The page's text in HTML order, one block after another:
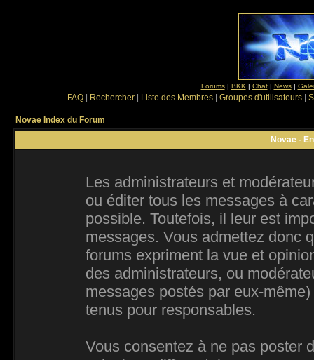
Forums| BKK | Chat| News|
FAQ Rechercher Liste des Membres Groupes d'utilisateurs
Novae Index du Forum
Novae -
Les administrateurs et
ou éditer tous les messages à
possible. Toutefois, il leur est
messages. Vous admettez donc
forums expriment la vue et
des administrateurs, ou
messages postés par eux-
tenus pour responsables.
Vous consentez à ne pas poster